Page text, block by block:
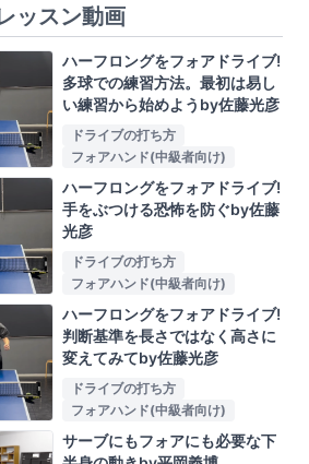
ッスン動画
ハーフロングをフォアドライブ!
多球での練習方法。最初は易し
い練習から始めようby佐藤光彦
ドライブの打ち方
フォアハンド(中級者向け)
ハーフロングをフォアドライブ!
手をぶつける恐怖を防ぐby佐藤
光彦
ドライブの打ち方
フォアハンド(中級者向け)
ハーフロングをフォアドライブ!
判断基準を長さではなく高さに
変えてみてby佐藤光彦
ドライブの打ち方
フォアハンド(中級者向け)
サーブにもフォアにも必要な下